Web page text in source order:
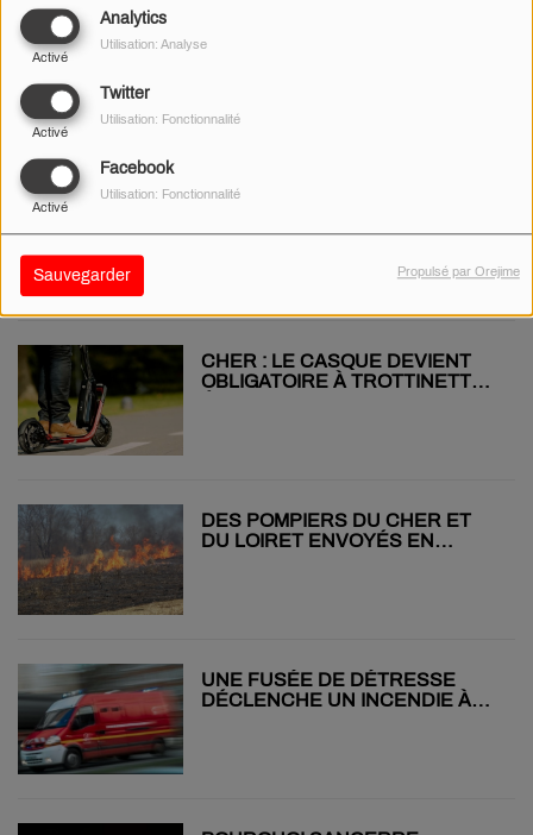
Analytics
Activé
Utilisation: Analyse
Twitter
Activé
Utilisation: Fonctionnalité
Facebook
Activé
Utilisation: Fonctionnalité
Sauvegarder Propulsé par Orejime
FEUX D'ARTIFICE INTERDITS
RISQUE INCENDIE : LES FEUX
NIÈVRE JUSQU'AU 16 JUILLET
CHER : LE CASQUE DEVIENT
OBLIGATOIRE À TROTTINETTE
DES POMPIERS DU CHER ET
DU LOIRET ENVOYÉS EN
UNE FUSÉE DE DÉTRESSE
DÉCLENCHE UN INCENDIE À